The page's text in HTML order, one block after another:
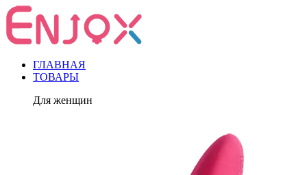
ГЛАВНАЯ
ТОВАРЫ
Для женщин